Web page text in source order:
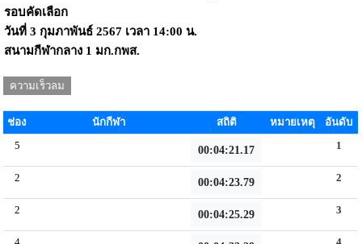
รอบคัดเลือก
วันที่ 3 กุมภาพันธ์ 2567 เวลา 14:00 น.
สนามกีฬากลาง 1 มก.กพส.
ความเร็วลม
ช่อง นักกีฬา สถิติ หมายเหตุ
อันดับ
5
00:04:21.17 1
2 00:04:23.79 2
2 00:04:25.29 3